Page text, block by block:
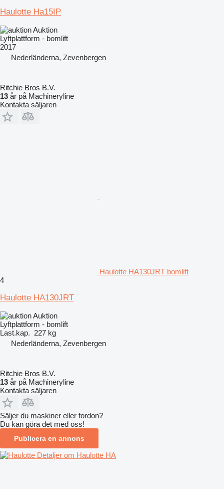
Haulotte Ha15IP
Auktion
Lyftplattform - bomlift
2017
Nederländerna, Zevenbergen
Ritchie Bros B.V.
13 år på Machineryline
Kontakta säljaren
Haulotte HA130JRT bomlift
4
Haulotte HA130JRT
Auktion
Lyftplattform - bomlift
Last.kap. 227 kg
Nederländerna, Zevenbergen
Ritchie Bros B.V.
13 år på Machineryline
Kontakta säljaren
Säljer du maskiner eller fordon?
Du kan göra det med oss!
Publicera en annons
Detaljer om Haulotte HA